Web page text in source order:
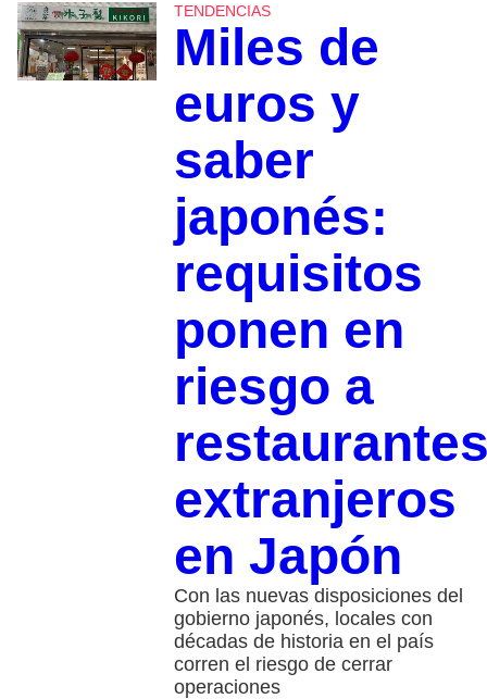
TENDENCIAS
Miles de
euros y
saber
japonés:
requisitos
ponen en
riesgo a
extranjeros
en Japón
Con las nuevas disposiciones del
gobierno japonés, locales con
décadas de historia en el país
corren el riesgo de cerrar
operaciones